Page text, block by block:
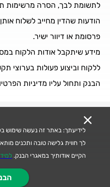
לך חווית גלישה טובה ותכנים
הקיים אודותיך במאגרי הבנק.
לתשומת לבך, הסרה מרשימות
הודעות שהדין מחייב לשלוח
פרסומת או דיוור ישיר.
מידע שיתקבל אודות הלקוח
ללקוח וביצוע פעולות בערוצי
הבנק ותחול עליו מדיניות